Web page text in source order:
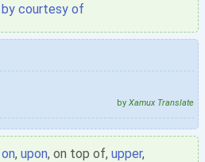
by courtesy of
by Xamux Translate
on, upon, on top of, upper,